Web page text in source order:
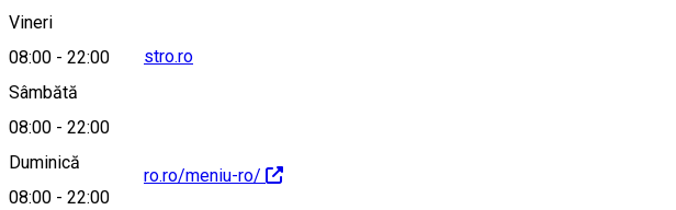
Vineri
08:00 - 22:00
Sâmbătă
08:00 - 22:00
Duminică
08:00 - 22:00
contact@lepetitbistro.ro
https://lepetitbistro.ro/meniu-ro/